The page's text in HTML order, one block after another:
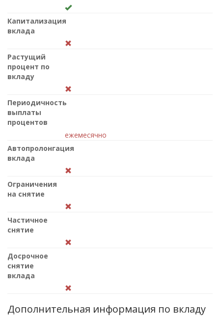
Капитализация
вклада
Растущий
процент по
вкладу
Периодичность
выплаты
процентов
ежемесячно
Автопролонгация
вклада
Ограничения
на снятие
Частичное
снятие
Досрочное
снятие
вклада
Дополнительная информация по вкладу